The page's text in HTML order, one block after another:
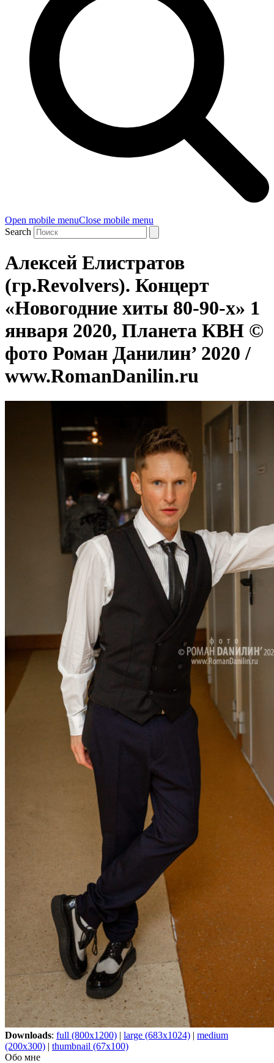
Open mobile menuClose mobile menu
Search
Алексей Елистратов
(гр.Revolvers). Концерт
«Новогодние хиты 80-90-х» 1
января 2020, Планета КВН ©
фото Роман Данилин’ 2020 /
www.RomanDanilin.ru
Downloads: full (800x1200) | large (683x1024) | medium
(200x300) | thumbnail (67x100)
Обо мне